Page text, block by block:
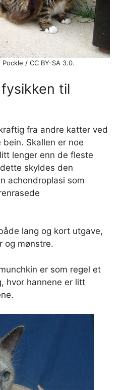
/ CC BY-SA 3.0.
til
fra andre katter ved
Skallen er noe
lenger enn de fleste
skyldes den
achondroplasi som
lang og kort utgave,
og mønstre.
er som regel et
hvor hannene er litt